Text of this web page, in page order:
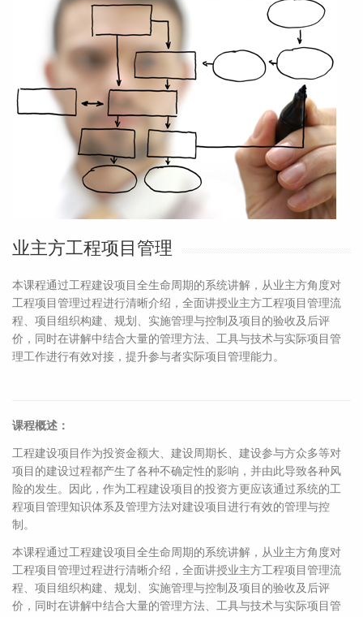
业主方工程项目管理
本课程通过工程建设项目全生命周期的系统讲解，从业主方角度对
工程项目管理过程进行清晰介绍，全面讲授业主方工程项目管理流
程、项目组织构建、规划、实施管理与控制及项目的验收及后评
价，同时在讲解中结合大量的管理方法、工具与技术与实际项目管
理工作进行有效对接，提升参与者实际项目管理能力。
课程概述：
工程建设项目作为投资金额大、建设周期长、建设参与方众多等对
项目的建设过程都产生了各种不确定性的影响，并由此导致各种风
险的发生。因此，作为工程建设项目的投资方更应该通过系统的工
程项目管理知识体系及管理方法对建设项目进行有效的管理与控
制。
本课程通过工程建设项目全生命周期的系统讲解，从业主方角度对
工程项目管理过程进行清晰介绍，全面讲授业主方工程项目管理流
程、项目组织构建、规划、实施管理与控制及项目的验收及后评
价，同时在讲解中结合大量的管理方法、工具与技术与实际项目管